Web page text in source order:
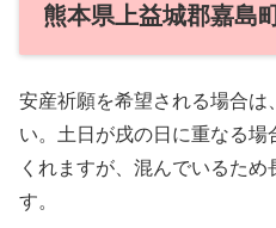
熊本県上益城郡嘉島
安産祈願を希望される場合は
い。土日が戌の日に重なる
くれますが、混んでいるため
す。